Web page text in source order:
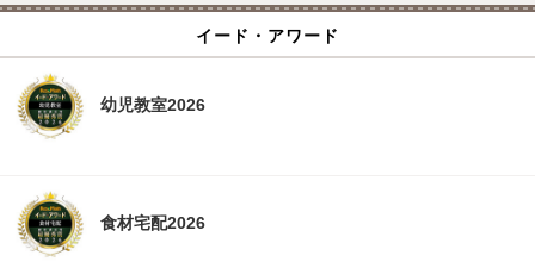
イード・アワード
幼児教室2026
食材宅配2026